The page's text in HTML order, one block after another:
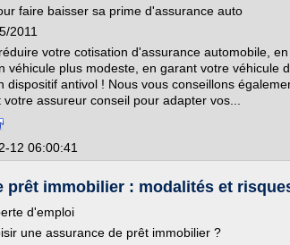
faire baisser sa prime d'assurance auto
2011
votre cotisation d'assurance automobile,
véhicule plus modeste, en garant votre véhicule
dispositif antivol ! Nous vous conseillons
assureur conseil pour adapter vos...
12 06:00:41
prêt immobilier : modalités et
d'emploi
une assurance de prêt immobilier ?